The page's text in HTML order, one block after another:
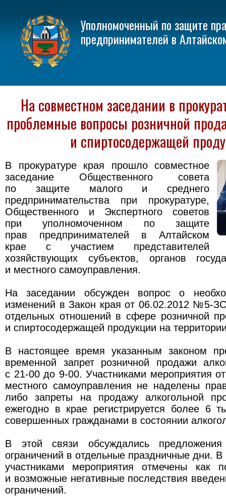
Уполномоченный по защите
предпринимателей в
На совместном заседании в
проблемные вопросы розничной
и спиртосодержащей
В прокуратуре края прошло совместное
заседание Общественного совета
по защите малого и среднего
предпринимательства при прокуратуре,
Общественного и Экспертного советов
при уполномоченном по защите
прав предпринимателей в Алтайском
крае с участием представителей
хозяйствующих субъектов, органов
и местного самоуправления.
На заседании обсужден вопрос о
изменений в Закон края от 06.02.2012 №5-
отдельных отношений в сфере розничной
и спиртосодержащей продукции на
В настоящее время указанным законом
временной запрет розничной продажи
с 21-00 до 9-00. Участниками мероприятия
местного самоуправления не наделены
либо запреты на продажу алкогольной
ежегодно в крае регистрируется более 6
совершенных гражданами в состоянии
В этой связи обсуждались
ограничений в отдельные праздничные дни.
участниками мероприятия отмечены как
и возможные негативные последствия
ограничений.